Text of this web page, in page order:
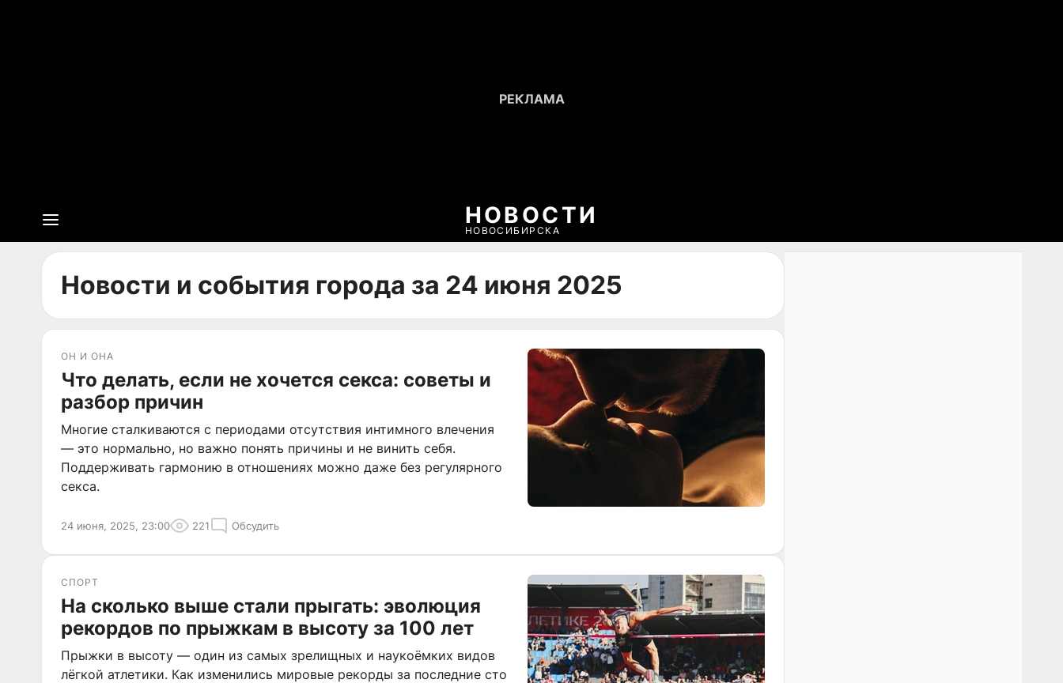
НОВОСТИ
НОВОСИБИРСКА
Новости и события города за 24 июня 2025
ОН И ОНА
Что делать, если не хочется секса: советы и
разбор причин
Многие сталкиваются с периодами отсутствия интимного влечения
— это нормально, но важно понять причины и не винить себя.
Поддерживать гармонию в отношениях можно даже без регулярного
секса.
24 июня, 2025, 23:00 221 Обсудить
СПОРТ
На сколько выше стали прыгать: эволюция
рекордов по прыжкам в высоту за 100 лет
Прыжки в высоту — один из самых зрелищных и наукоёмких видов
лёгкой атлетики. Как изменились мировые рекорды за последние сто